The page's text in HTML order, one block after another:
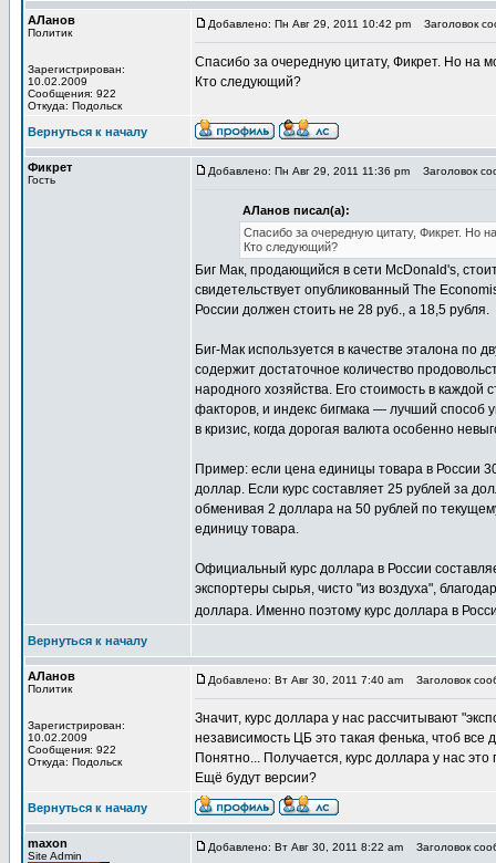
АЛанов
Политик
Зарегистрирован:
10.02.2009
Сообщения: 922
Откуда: Подольск
Добавлено: Пн Авг 29, 2011 10:42 pm Заголовок
Спасибо за очередную цитату, Фикрет. Но на
Кто следующий?
Вернуться к началу
Фикрет
Гость
Добавлено: Пн Авг 29, 2011 11:36 pm Заголовок
АЛанов писал(а):
Спасибо за очередную цитату, Фикрет. Но
Кто следующий?
Биг Мак, продающийся в сети McDonald's,
свидетельствует опубликованный The
России должен стоить не 28 руб., а 18,5 рубля.
Биг-Мак используется в качестве эталона по
содержит достаточное количество
народного хозяйства. Его стоимость в
факторов, и индекс бигмака — лучший способ
в кризис, когда дорогая валюта особенно
Пример: если цена единицы товара в России
доллар. Если курс составляет 25 рублей за
обменивая 2 доллара на 50 рублей по
единицу товара.
Официальный курс доллара в России
экспортеры сырья, чисто "из воздуха",
доллара. Именно поэтому курс доллара в
Вернуться к началу
АЛанов
Политик
Зарегистрирован:
10.02.2009
Сообщения: 922
Откуда: Подольск
Добавлено: Вт Авг 30, 2011 7:40 am Заголовок
Значит, курс доллара у нас рассчитывают
независимость ЦБ это такая фенька, чтоб все
Понятно... Получается, курс доллара у нас это
Ещё будут версии?
Вернуться к началу
maxon
Site Admin
Добавлено: Вт Авг 30, 2011 8:22 am Заголовок